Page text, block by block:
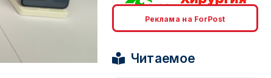
Реклама на ForPost
Читаемое